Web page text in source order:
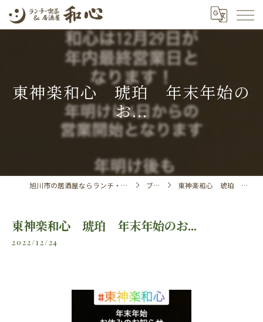
東神楽和心 琥珀 年末年始の
お...
旭川市の居酒屋ならランチ・喫茶＆居酒屋 和心 ブログ 東神楽和心 琥珀 年末年始のお...
東神楽和心 琥珀 年末年始のお...
2022/12/24